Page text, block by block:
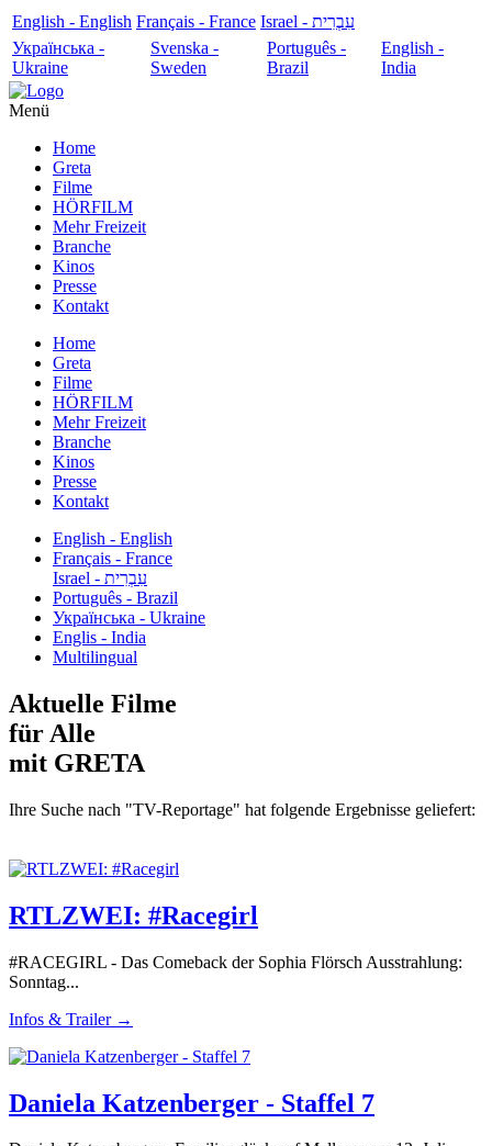
English - English Français - France
עִבְרִית - Israel
Українська -
Ukraine
Svenska -
Sweden
Português -
Brazil
English -
India
Menü
Home
Greta
Filme
HÖRFILM
Mehr Freizeit
Branche
Kinos
Presse
Kontakt
Home
Greta
Filme
HÖRFILM
Mehr Freizeit
Branche
Kinos
Presse
Kontakt
English - English
Français - France
עִבְרִית - Israel
Português - Brazil
Українська - Ukraine
Englis - India
Multilingual
Aktuelle Filme
für Alle
mit GRETA
Ihre Suche nach "TV-Reportage" hat folgende Ergebnisse geliefert:
RTLZWEI: #Racegirl
#RACEGIRL - Das Comeback der Sophia Flörsch Ausstrahlung:
Sonntag...
Infos & Trailer →
Daniela Katzenberger - Staffel 7